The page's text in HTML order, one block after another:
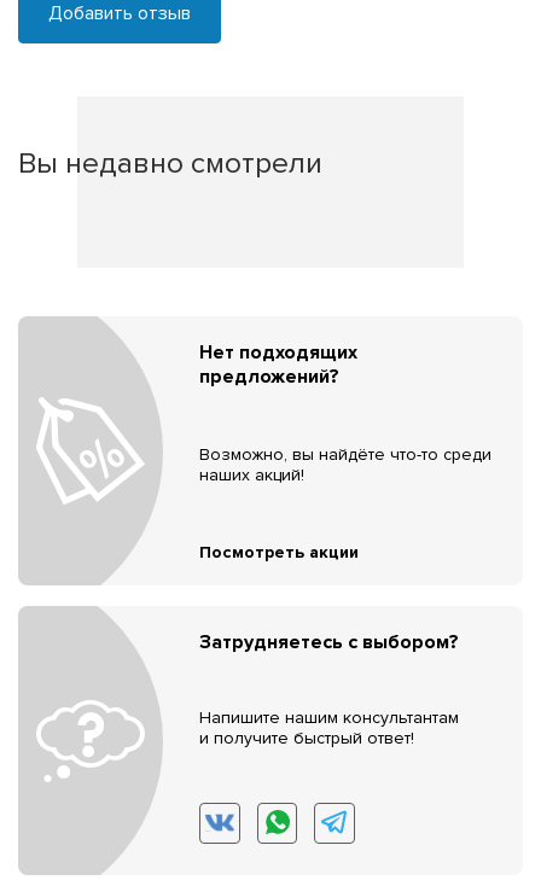
Добавить отзыв
Вы недавно смотрели
Нет подходящих
предложений?
Возможно, вы найдёте что-то среди
наших акций!
Посмотреть акции
Затрудняетесь с выбором?
Напишите нашим консультантам
и получите быстрый ответ!